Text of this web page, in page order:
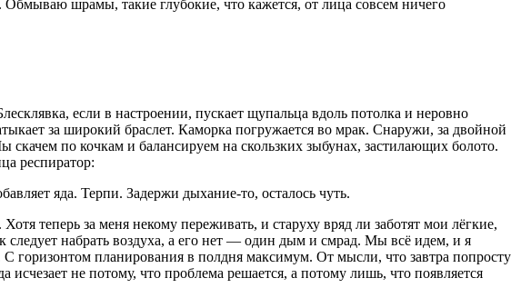
шрамы, такие глубокие, что кажется, от лица совсем ничего
если в настроении, пускает щупальца вдоль потолка и неровно
за широкий браслет. Каморка погружается во мрак. Снаружи, за двойной
по кочкам и балансируем на скользких зыбунах, застилающих болото.
респиратор:
яда. Терпи. Задержи дыхание-то, осталось чуть.
теперь за меня некому переживать, и старуху вряд ли заботят мои лёгкие,
следует набрать воздуха, а его нет — один дым и смрад. Мы всё идем, и я
горизонтом планирования в полдня максимум. От мысли, что завтра попросту
не потому, что проблема решается, а потому лишь, что появляется